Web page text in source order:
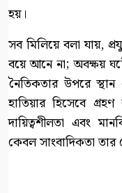
হয়।
সব মিলিয়ে বলা যায়,
বয়ে আনে না; অবক্ষয়
নৈতিকতার উপরে স্থান
হাতিয়ার হিসেবে
দায়িত্বশীলতা এবং
কেবল সাংবাদিকতা